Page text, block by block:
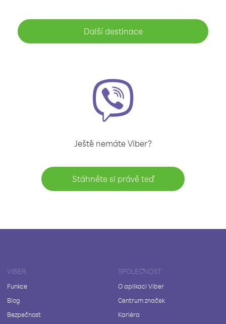
Další destinace
Ještě nemáte Viber?
Stáhněte si právě teď
VIBER
Funkce
Blog
Bezpečnost
SPOLEČNOST
O aplikaci Viber
Centrum značek
Kariéra